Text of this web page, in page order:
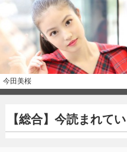
今田美桜
【総合】今読まれて